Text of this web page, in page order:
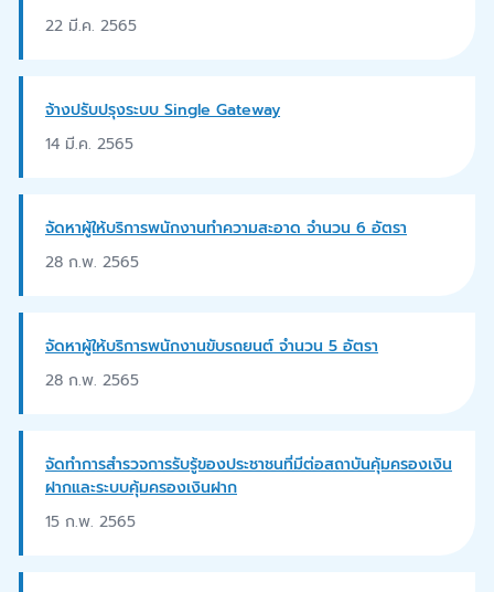
22 มี.ค. 2565
จ้างปรับปรุงระบบ Single Gateway
14 มี.ค. 2565
จัดหาผู้ให้บริการพนักงานทำความสะอาด จำนวน 6 อัตรา
28 ก.พ. 2565
จัดหาผู้ให้บริการพนักงานขับรถยนต์ จำนวน 5 อัตรา
28 ก.พ. 2565
จัดทำการสำรวจการรับรู้ของประชาชนที่มีต่อสถาบันคุ้มครองเงิน
ฝากและระบบคุ้มครองเงินฝาก
15 ก.พ. 2565